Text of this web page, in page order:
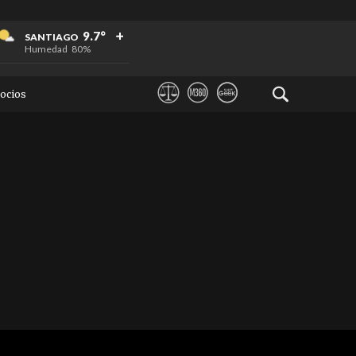
SANTIAGO 9.7°
Humedad 80%
+
+
+